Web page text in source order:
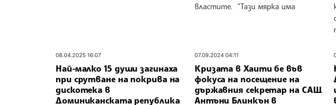
властите. “Тази мярка има
08.04.2025 16:07
Най-малко 15 души загинаха
при срутване на покрива на
дискотека в
Доминиканската република
07.09.2024 04:11
Кризата в Хаити бе във
фокуса на посещение на
държавния секретар на САЩ
Антъни Блинкън в